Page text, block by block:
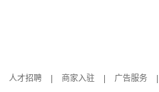
人才招聘 商家入驻 广告服务